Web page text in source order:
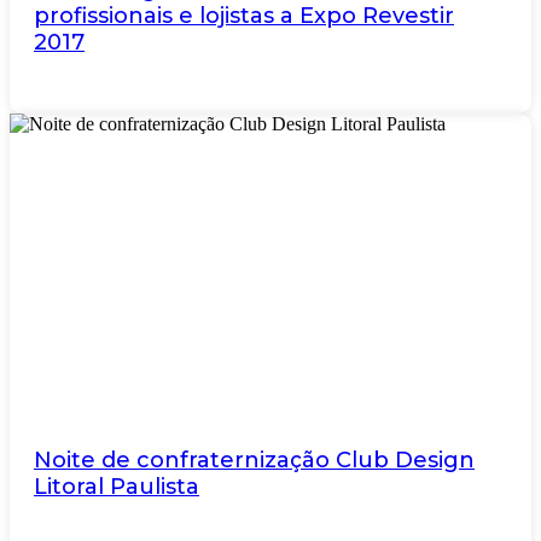
profissionais e lojistas a Expo Revestir
2017
Noite de confraternização Club Design
Litoral Paulista